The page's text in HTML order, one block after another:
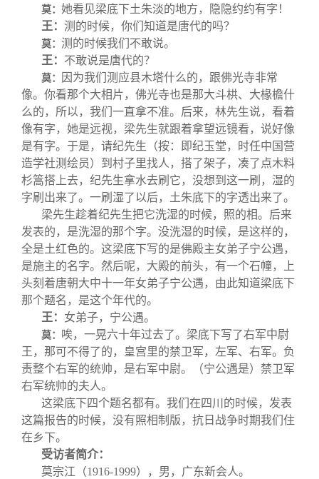
莫： 她看见梁底下土朱淡的地方，隐隐约约有字！
王： 测的时候，你们知道是唐代的吗？
莫： 测的时候我们不敢说。
王： 不敢说是唐代的？
莫：
因为我们测应县木塔什么的，跟佛光寺非常
像。你看那个大相片，佛光寺也是那大斗栱、大椽檐什
么的，所以，我们一直拿不准。后来，林先生说，看着
像有字，她是远视，梁先生就跟着拿望远镜看，说好像
是有字。于是，请纪先生（按：即纪玉堂，时任中国营
造学社测绘员）到村子里找人，搭了架子，凑了点木料
杉篙搭上去，纪先生拿水去刷它，没想到这一刷，湿的
字刷出来了。一刷湿了以后，土朱底下的字透出来了。
梁先生趁着纪先生把它洗湿的时候，照的相。后来
发表的，是洗湿的那个字。没洗湿的时候，是这样的，
全是土红色的。这梁底下写的是佛殿主女弟子宁公遇，
是施主的名字。然后呢，大殿的前头，有一个石幢，上
头刻着唐朝大中十一年女弟子宁公遇，由此知道梁底下
那个题名，是这个年代的。
王： 女弟子，宁公遇。
莫： 唉，一晃六十年过去了。梁底下写了右军中尉
王，那可不得了的，皇宫里的禁卫军，左军、右军。负
责整个右军的统帅，是右军中尉。（宁公遇是）禁卫军
右军统帅的夫人。
这梁底下四个题名都有。我们在四川的时候，发表
这篇报告的时候，没有照相制版，抗日战争时期我们住
在乡下。
受访者简介：
莫宗江（1916-1999），男，广东新会人。